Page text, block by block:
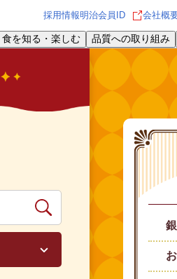
食を知る・楽しむ 品質への取り組み
採用情報明治会員ID 会社概